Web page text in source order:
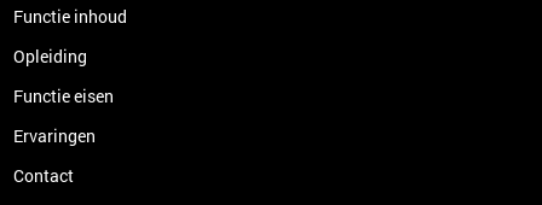
Functie inhoud
Opleiding
Functie eisen
Ervaringen
Contact